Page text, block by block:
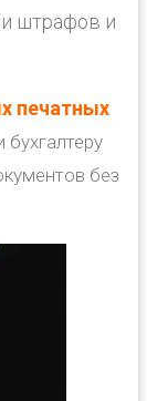
штрафов и
печатных
без